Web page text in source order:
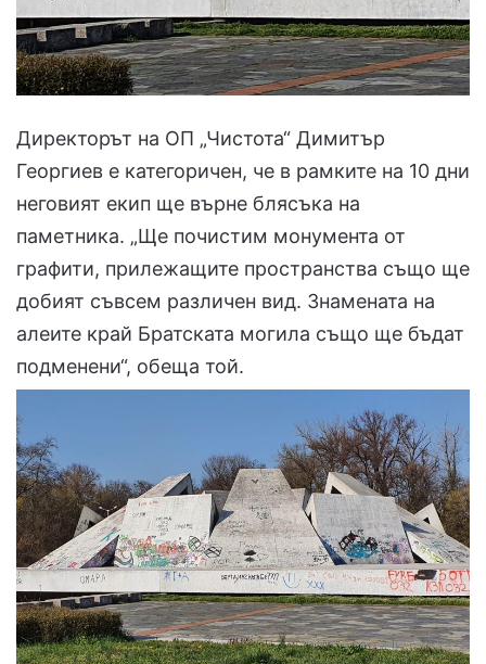
Директорът на ОП „Чистота“ Димитър
Георгиев е категоричен, че в рамките на 10 дни
неговият екип ще върне блясъка на
паметника. „Ще почистим монумента от
графити, прилежащите пространства също ще
добият съвсем различен вид. Знамената на
алеите край Братската могила също ще бъдат
подменени“, обеща той.